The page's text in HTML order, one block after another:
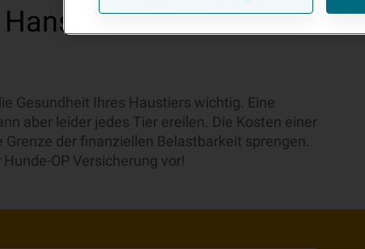
Hunde-OP
Gesundheit Ihres Haustiers wichtig. Eine
aber leider jedes Tier ereilen. Die Kosten einer
Grenze der finanziellen Belastbarkeit sprengen.
OP Versicherung vor!